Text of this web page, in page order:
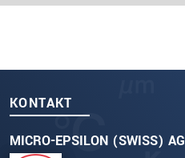
KONTAKT
MICRO-EPSILON (SWISS) AG